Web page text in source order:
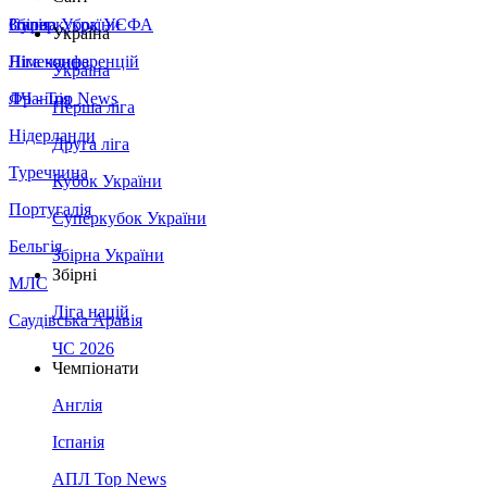
Збірна України
Італія
Німеччина
Франція
Нідерланди
Туреччина
Португалія
Бельгія
МЛС
Саудівська Аравія
Суперкубок УЄФА
Ліга конференцій
ЛЧ - Top News
Україна
Україна
Перша ліга
Друга ліга
Кубок України
Суперкубок України
Збірна України
Збірні
Ліга націй
ЧС 2026
Чемпіонати
Англія
Іспанія
АПЛ Top News